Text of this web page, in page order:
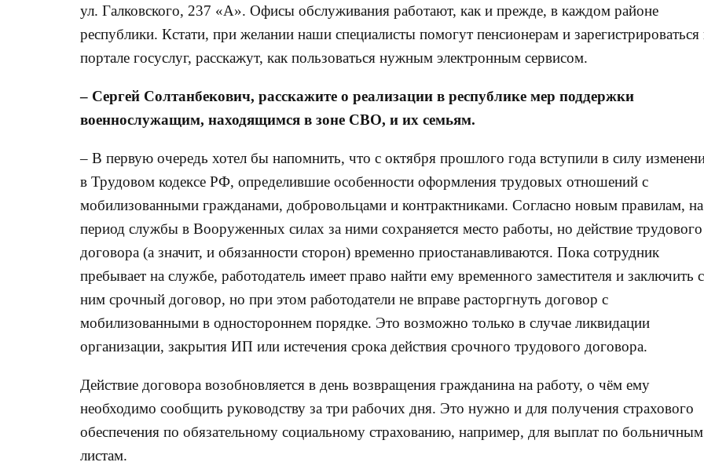
ул. Галковского, 237 «А». Офисы обслуживания работают, как и прежде, в каждом районе
республики. Кстати, при желании наши специалисты помогут пенсионерам и зарегистрироваться
портале госуслуг, расскажут, как пользоваться нужным электронным сервисом.
– Сергей Солтанбекович, расскажите о реализации в республике мер поддержки
военнослужащим, находящимся в зоне СВО, и их семьям.
– В первую очередь хотел бы напомнить, что с октября прошлого года вступили в силу
в Трудовом кодексе РФ, определившие особенности оформления трудовых отношений с
мобилизованными гражданами, добровольцами и контрактниками. Согласно новым правилам, на
период службы в Вооруженных силах за ними сохраняется место работы, но действие трудового
договора (а значит, и обязанности сторон) временно приостанавливаются. Пока сотрудник
пребывает на службе, работодатель имеет право найти ему временного заместителя и заключить с
ним срочный договор, но при этом работодатели не вправе расторгнуть договор с
мобилизованными в одностороннем порядке. Это возможно только в случае ликвидации
организации, закрытия ИП или истечения срока действия срочного трудового договора.
Действие договора возобновляется в день возвращения гражданина на работу, о чём ему
необходимо сообщить руководству за три рабочих дня. Это нужно и для получения страхового
обеспечения по обязательному социальному страхованию, например, для выплат по больничным
листам.